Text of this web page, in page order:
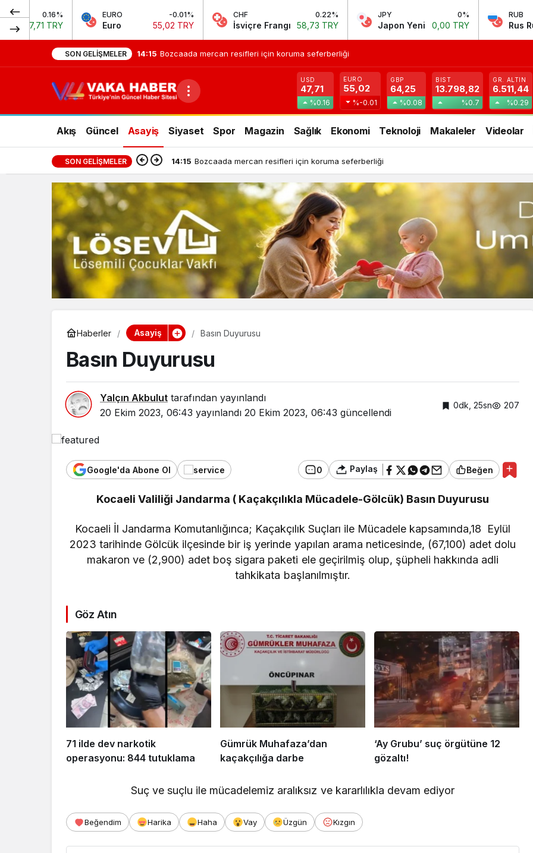
EURO -0.01%
Euro 55,02 TRY
CHF 0.22%
İsviçre Frangı 58,73 TRY
JPY 0%
Japon Yeni 0,00 TRY
-0.34%
Rus Rublesi 0,58 TRY
SON GELIŞMELER 14:15 Bozcaada mercan resifleri için koruma seferberliği
USD
47,71
%0.16
EURO
55,02
%-0.01
GBP
64,25
%0.08
BIST
13.798,82
%0.7
GR. ALTIN
6.511,44
%0.29
Akış Güncel Asayiş Siyaset Spor Magazin Sağlık Ekonomi Teknoloji Makaleler Videolar
SON GELIŞMELER 14:15 Bozcaada mercan resifleri için koruma seferberliği
Haberler Asayiş Basın Duyurusu
Basın Duyurusu
Yalçın Akbulut tarafından yayınlandı
20 Ekim 2023, 06:43 yayınlandı 20 Ekim 2023, 06:43 güncellendi
0dk, 25sn 207
Google'da Abone Ol 0 Paylaş Beğen
Kocaeli Valiliği Jandarma ( Kaçakçılıkla Mücadele-Gölcük) Basın Duyurusu
Kocaeli İl Jandarma Komutanlığınca; Kaçakçılık Suçları ile Mücadele kapsamında,18 Eylül
2023 tarihinde Gölcük ilçesinde bir iş yerinde yapılan arama neticesinde, (67,100) adet dolu
makaron ve (2,900) adet boş sigara paketi ele geçirilmiş olup, şüpheli hakkında adli
tahkikata başlanılmıştır.
Göz Atın
71 ilde dev narkotik
operasyonu: 844 tutuklama
Gümrük Muhafaza’dan
kaçakçılığa darbe
‘Ay Grubu’ suç örgütüne 12
gözaltı!
Suç ve suçlu ile mücadelemiz aralıksız ve kararlılıkla devam ediyor
Beğendim Harika Haha Vay Üzgün Kızgın
Yaşam
resifleri için koruma
seferberliği
Güncel
Erdoğan, Bahçeli’yi
Külliye’de kabul etti